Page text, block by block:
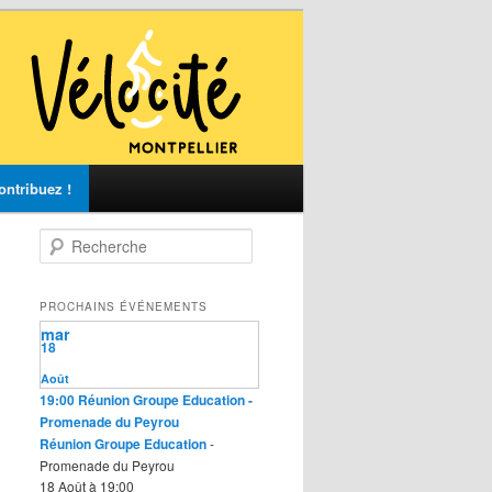
!
e
h
e
r
h
e
PROCHAINS ÉVÉNEMENTS
Août
18
mar
19:00 Réunion Groupe Education-
Promenade du Peyrou
Réunion Groupe Education-
Promenade du Peyrou
18 Août à 19:00